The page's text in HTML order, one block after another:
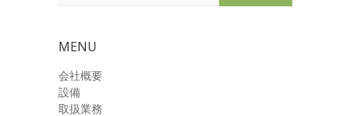
MENU
会社概要
設備
取扱業務